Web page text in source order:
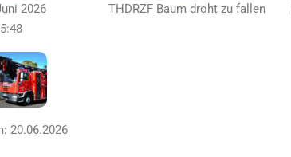
2026
5:48
THDRZF Baum droht zu fallen
20.06.2026